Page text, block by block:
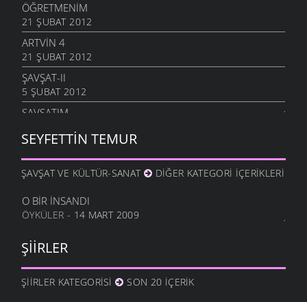
ÖĞRETMENIM
21 ŞUBAT 2012
ARTVIN 4
21 ŞUBAT 2012
ŞAVŞAT-II
5 ŞUBAT 2012
ŞAVŞATIM
METINE
17 OCAK 2012
HALA OĞLU
31 ARALIK 2011
NE OLUR OĞUL
DURDUM
10 ARALIK 2011
ANAM
SEYFETTIN TEMUR
ŞAVŞAT VE KÜLTÜR-SANAT DIĞER KATEGORI İÇERIKLERI
O BIR İNSANDI
ÖYKÜLER - 14 MART 2009
ŞIIRLER
ŞIIRLER KATEGORISI SON 20 İÇERIK